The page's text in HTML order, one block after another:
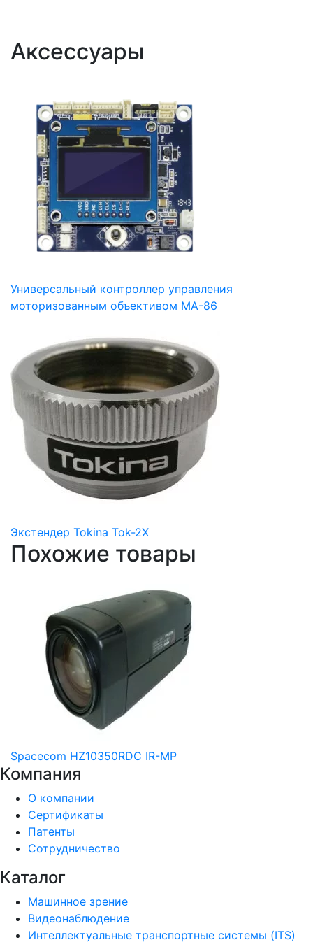
Аксессуары
Универсальный контроллер управления
моторизованным объективом MA-86
Экстендер Tokina Tok-2X
Похожие товары
Spacecom HZ10350RDC IR-MP
Компания
О компании
Сертификаты
Патенты
Сотрудничество
Каталог
Машинное зрение
Видеонаблюдение
Интеллектуальные транспортные системы (ITS)